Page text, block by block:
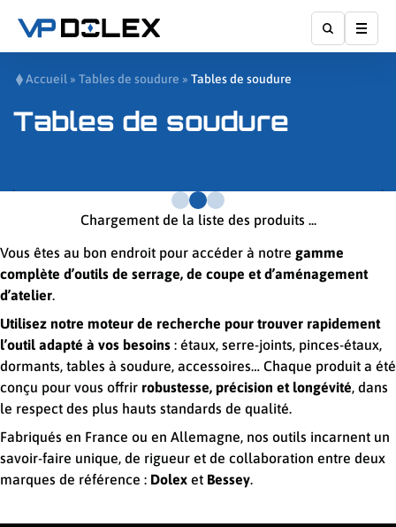
Accueil » Tables de soudure » Tables de soudure
Tables de soudure
Chargement de la liste des produits ...
Vous êtes au bon endroit pour accéder à notre gamme
complète d’outils de serrage, de coupe et d’aménagement
d’atelier.
Utilisez notre moteur de recherche pour trouver rapidement
l’outil adapté à vos besoins : étaux, serre-joints, pinces-étaux,
dormants, tables à soudure, accessoires… Chaque produit a été
conçu pour vous offrir robustesse, précision et longévité, dans
le respect des plus hauts standards de qualité.
Fabriqués en France ou en Allemagne, nos outils incarnent un
savoir-faire unique, de rigueur et de collaboration entre deux
marques de référence : Dolex et Bessey.